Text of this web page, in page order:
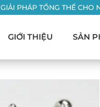
GIẢI PHÁP TỔNG THỂ CHO
GIỚI THIỆU SẢN